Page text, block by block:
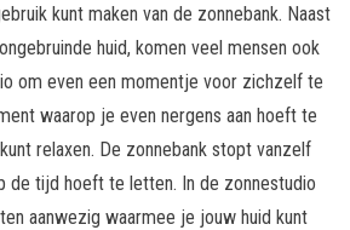
kunt maken van de zonnebank. Naast
huid, komen veel mensen ook
om even een momentje voor zichzelf te
waarop je even nergens aan hoeft te
relaxen. De zonnebank stopt vanzelf
de tijd hoeft te letten. In de zonnestudio
aanwezig waarmee je jouw huid kunt